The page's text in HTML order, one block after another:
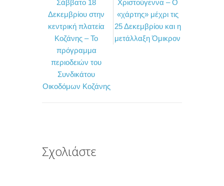
b
o
o
k
t
e
r
α
σ
τ
τ
Σάββατο 18
Δεκεμβρίου στην
κεντρική πλατεία
Κοζάνης – Το
πρόγραμμα
περιοδειών του
Συνδικάτου
Οικοδόμων Κοζάνης
Χριστούγεννα – Ο
«χάρτης» μέχρι τις
25 Δεκεμβρίου και η
μετάλλαξη Όμικρον
Σχολιάστε